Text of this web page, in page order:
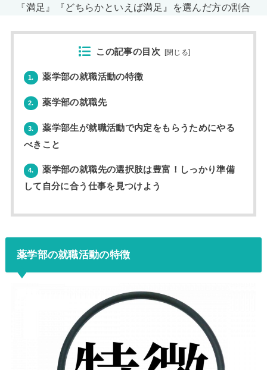
『満足』『どちらかといえば満足』を選んだ方の割合
この記事の目次 [閉じる]
1. 薬学部の就職活動の特徴
2. 薬学部の就職先
3.
薬学部生が就職活動で内定をもらうためにやる
べきこと
4.
薬学部の就職先の選択肢は豊富！しっかり準備
して自分に合う仕事を見つけよう
薬学部の就職活動の特徴